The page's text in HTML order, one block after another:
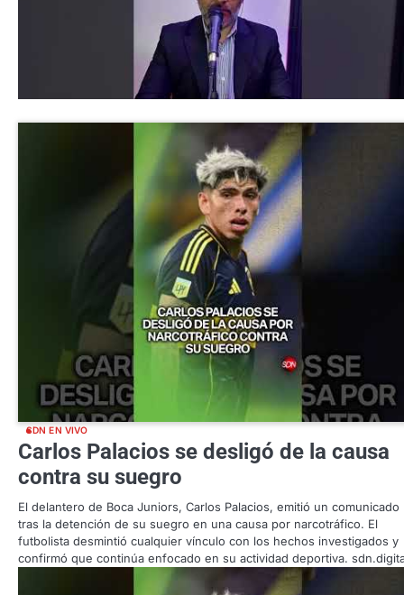
SDN EN VIVO
Carlos Palacios se desligó de la causa
contra su suegro
El delantero de Boca Juniors, Carlos Palacios, emitió un comunicado
tras la detención de su suegro en una causa por narcotráfico. El
futbolista desmintió cualquier vínculo con los hechos investigados y
confirmó que continúa enfocado en su actividad deportiva.